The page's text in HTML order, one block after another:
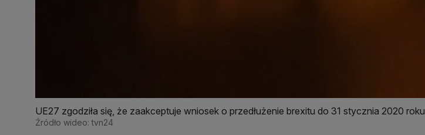
UE27 zgodziła się, że zaakceptuje wniosek o przedłużenie brexitu do 31 stycznia 2020 roku
Źródło wideo: tvn24